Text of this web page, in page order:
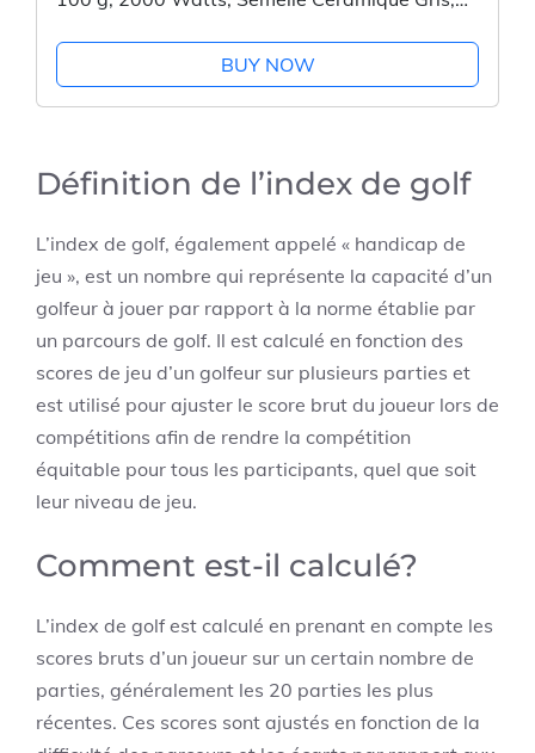
BUY NOW
Définition de l’index de golf
L’index de golf, également appelé « handicap de
jeu », est un nombre qui représente la capacité d’un
golfeur à jouer par rapport à la norme établie par
un parcours de golf. Il est calculé en fonction des
scores de jeu d’un golfeur sur plusieurs parties et
est utilisé pour ajuster le score brut du joueur lors de
compétitions afin de rendre la compétition
équitable pour tous les participants, quel que soit
leur niveau de jeu.
Comment est-il calculé?
L’index de golf est calculé en prenant en compte les
scores bruts d’un joueur sur un certain nombre de
parties, généralement les 20 parties les plus
récentes. Ces scores sont ajustés en fonction de la